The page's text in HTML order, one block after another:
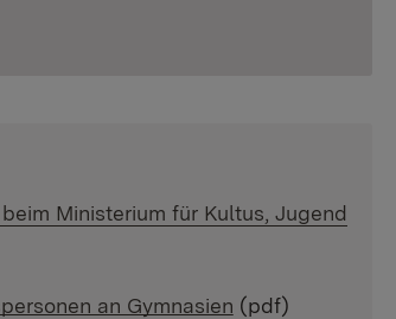
Ministerium für Kultus, Jugend
an Gymnasien (pdf)